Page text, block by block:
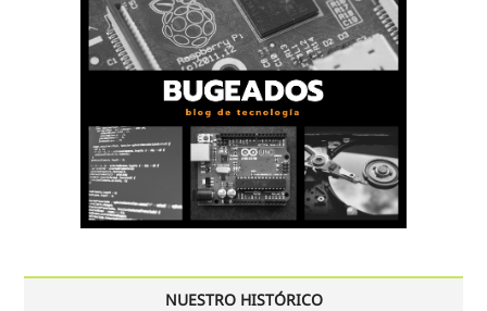
NUESTRO HISTÓRICO